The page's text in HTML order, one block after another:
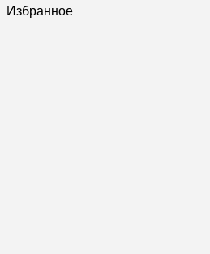
Избранное